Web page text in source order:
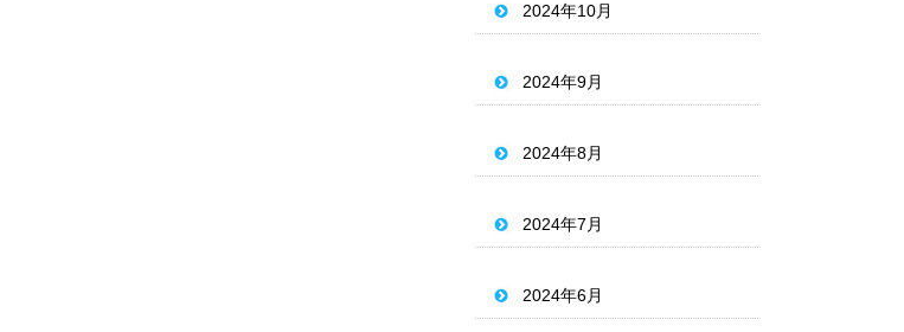
2024年10月
2024年9月
2024年8月
2024年7月
2024年6月